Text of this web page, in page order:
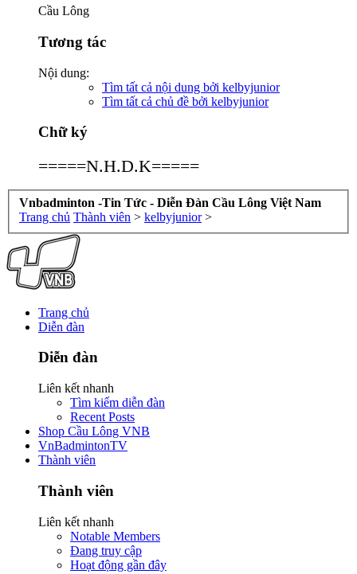
Cầu Lông
Tương tác
Nội dung:
Tìm tất cả nội dung bởi kelbyjunior
Tìm tất cả chủ đề bởi kelbyjunior
Chữ ký
=====N.H.D.K=====
Vnbadminton -Tin Tức - Diễn Đàn Cầu Lông Việt Nam
Trang chủ Thành viên > kelbyjunior >
Trang chủ
Diễn đàn
Diễn đàn
Liên kết nhanh
Tìm kiếm diễn đàn
Recent Posts
Shop Cầu Lông VNB
VnBadmintonTV
Thành viên
Thành viên
Liên kết nhanh
Notable Members
Đang truy cập
Hoạt động gần đây